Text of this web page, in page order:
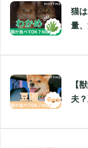
猫
量
【
夫